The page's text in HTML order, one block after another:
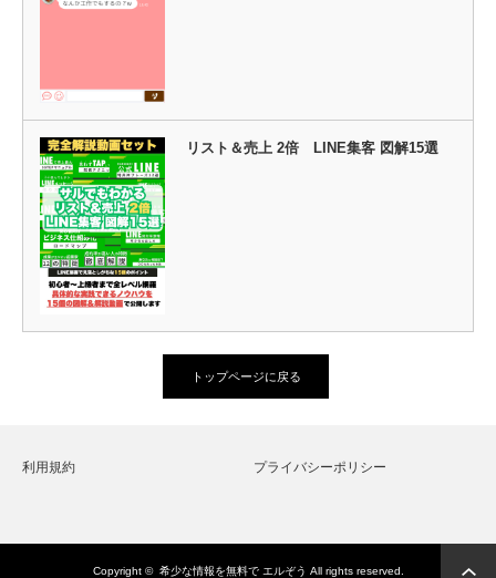
リスト＆売上 2倍 LINE集客 図解15選
トップページに戻る
利用規約 プライバシーポリシー
Copyright © 希少な情報を無料で エルぞう All rights reserved.